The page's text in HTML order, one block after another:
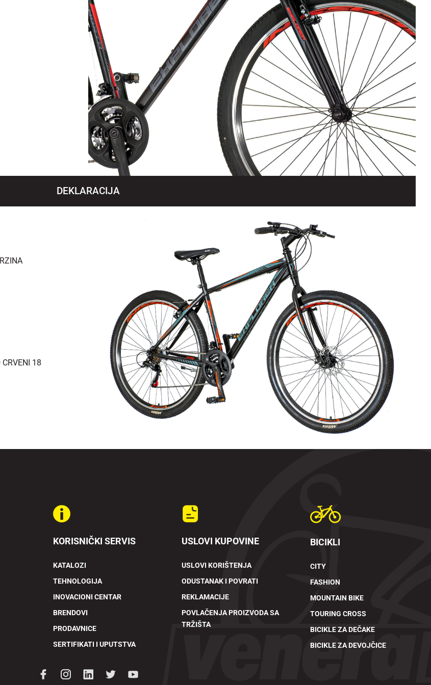
DEKLARACIJA
18
KORISNIČKI SERVIS
KATALOZI
TEHNOLOGIJA
INOVACIONI CENTAR
BRENDOVI
PRODAVNICE
SERTIFIKATI I UPUTSTVA
USLOVI KUPOVINE
USLOVI KORIŠTENJA
ODUSTANAK I POVRATI
REKLAMACIJE
POVLAČENJA PROIZVODA SA
TRŽIŠTA
BICIKLI
CITY
FASHION
MOUNTAIN BIKE
TOURING CROSS
BICIKLE ZA DEČAKE
BICIKLE ZA DEVOJČICE